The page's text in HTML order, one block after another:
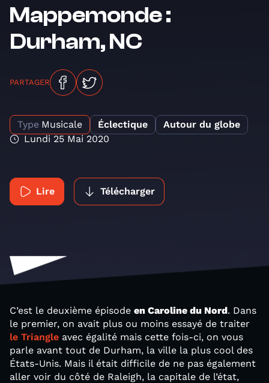
Mappemonde :
Durham, NC
PARTAGER
Type Musicale Éclectique
Autour du globe
Lundi 25 Mai 2020
Lire Télécharger
C’est le deuxième épisode en Caroline du Nord. Dans
le premier, on avait plus ou moins essayé de traiter
le Triangle avec égalité mais cette fois-ci, on vous
parle avant tout de Durham, la ville la plus cool des
États-Unis. Mais il était difficile de ne pas également
aller voir du côté de Raleigh, la capitale de l’état,